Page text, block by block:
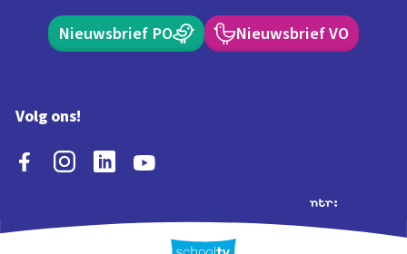
Nieuwsbrief PO Nieuwsbrief VO
Volg ons!